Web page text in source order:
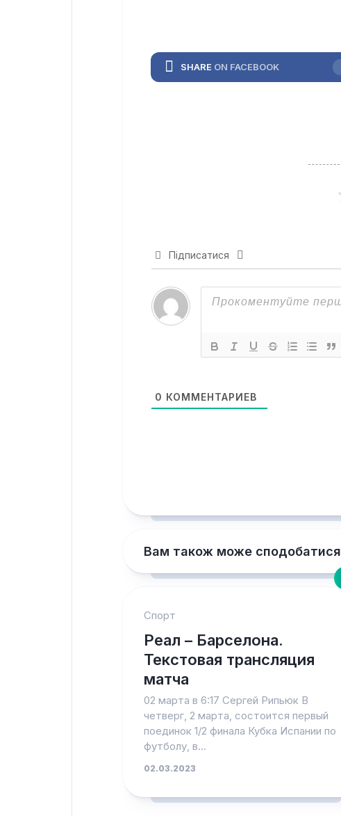
SHARE ON FACEBOOK
Підписатися
0 КОММЕНТАРИЕВ
Вам також може сподобатися
Спорт
Реал – Барселона.
Текстовая трансляция
матча
02 марта в 6:17 Сергей Рипьюк В
четверг, 2 марта, состоится первый
поединок 1/2 финала Кубка Испании по
футболу, в...
02.03.2023